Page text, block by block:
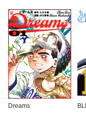
Dreams